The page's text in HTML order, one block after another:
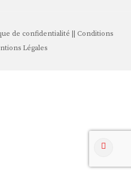
de confidentialité
Conditions
Légales